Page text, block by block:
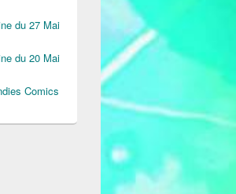
du 27 Mai
du 20 Mai
Comics